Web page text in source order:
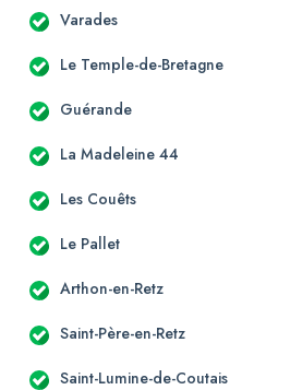
Varades
Le Temple-de-Bretagne
Guérande
La Madeleine 44
Les Couêts
Le Pallet
Arthon-en-Retz
Saint-Père-en-Retz
Saint-Lumine-de-Coutais